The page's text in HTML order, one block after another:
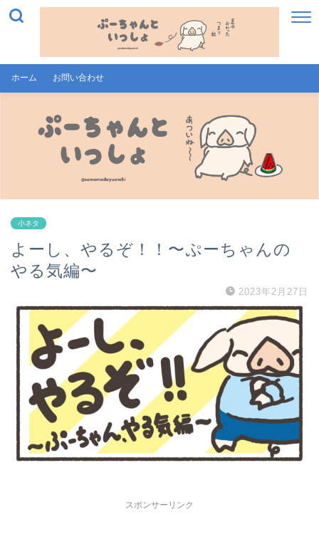
ホーム お問い合わせ
小ネタ
よーし、やるぞ！！〜ぷーちゃんの
やる気編〜
2023年2月27日
スポンサーリンク